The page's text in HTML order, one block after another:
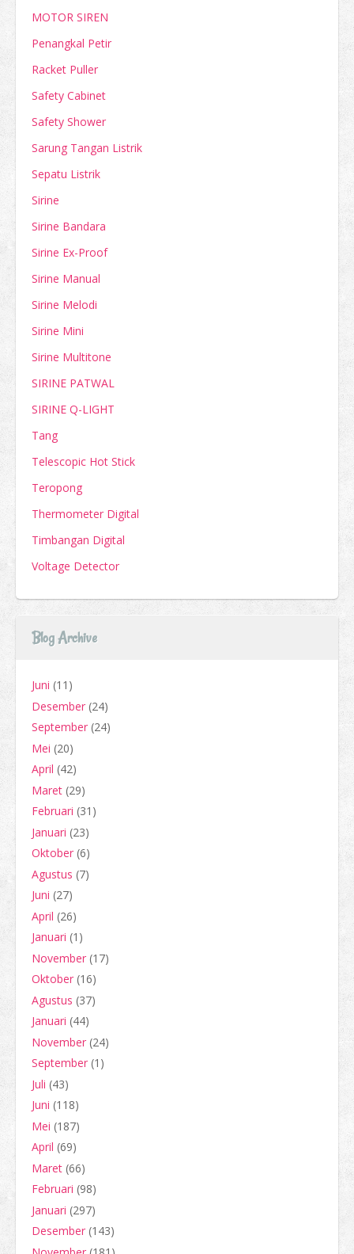
MOTOR SIREN
Penangkal Petir
Racket Puller
Safety Cabinet
Safety Shower
Sarung Tangan Listrik
Sepatu Listrik
Sirine
Sirine Bandara
Sirine Ex-Proof
Sirine Manual
Sirine Melodi
Sirine Mini
Sirine Multitone
SIRINE PATWAL
SIRINE Q-LIGHT
Tang
Telescopic Hot Stick
Teropong
Thermometer Digital
Timbangan Digital
Voltage Detector
Blog Archive
Juni (11)
Desember (24)
September (24)
Mei (20)
April (42)
Maret (29)
Februari (31)
Januari (23)
Oktober (6)
Agustus (7)
Juni (27)
April (26)
Januari (1)
November (17)
Oktober (16)
Agustus (37)
Januari (44)
November (24)
September (1)
Juli (43)
Juni (118)
Mei (187)
April (69)
Maret (66)
Februari (98)
Januari (297)
Desember (143)